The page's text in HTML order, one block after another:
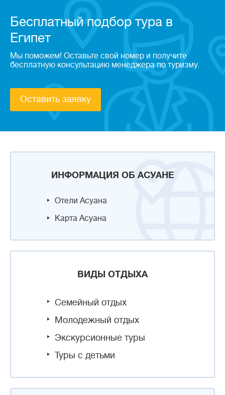
ИНФОРМАЦИЯ ОБ АСУАНЕ
Отели Асуана
Карта Асуана
ВИДЫ ОТДЫХА
Семейный отдых
Молодежный отдых
Экскурсионные туры
Туры с детьми
Бесплатный подбор тура в
Египет
Мы поможем! Оставьте свой номер и получите
бесплатную консультацию менеджера по туризму.
Оставить заявку